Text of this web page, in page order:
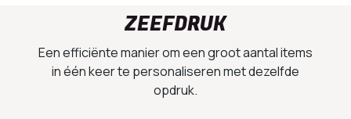
ZEEFDRUK
Een efficiënte manier om een groot aantal items
in één keer te personaliseren met dezelfde
opdruk.